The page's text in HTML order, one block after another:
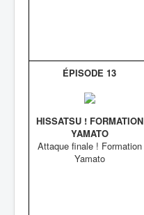
ÉPISODE 13
HISSATSU ! FORMATION
YAMATO
Attaque finale ! Formation
Yamato